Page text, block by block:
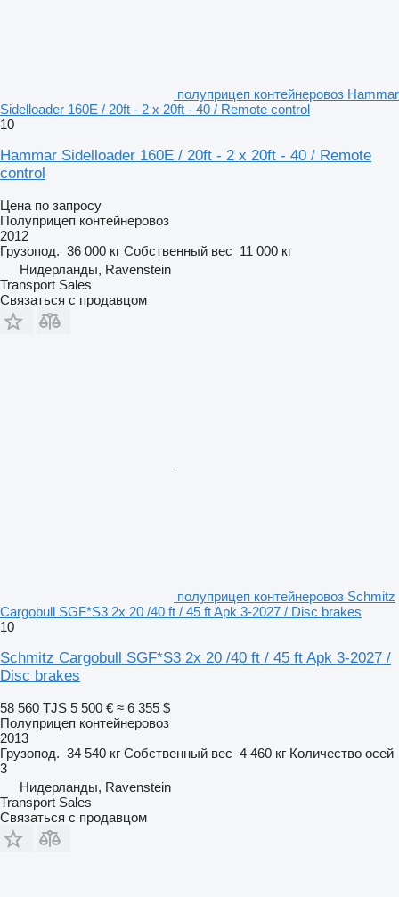
полуприцеп контейнеровоз Hammar
Sidelloader 160E / 20ft - 2 x 20ft - 40 / Remote control
10
Hammar Sidelloader 160E / 20ft - 2 x 20ft - 40 / Remote
control
Цена по запросу
Полуприцеп контейнеровоз
2012
Грузопод. 36 000 кг Собственный вес 11 000 кг
Нидерланды, Ravenstein
Transport Sales
Связаться с продавцом
полуприцеп контейнеровоз Schmitz
Cargobull SGF*S3 2x 20 /40 ft / 45 ft Apk 3-2027 / Disc brakes
10
Schmitz Cargobull SGF*S3 2x 20 /40 ft / 45 ft Apk 3-2027 /
Disc brakes
58 560 TJS 5 500 € ≈ 6 355 $
Полуприцеп контейнеровоз
2013
Грузопод. 34 540 кг Собственный вес 4 460 кг Количество осей
3
Нидерланды, Ravenstein
Transport Sales
Связаться с продавцом